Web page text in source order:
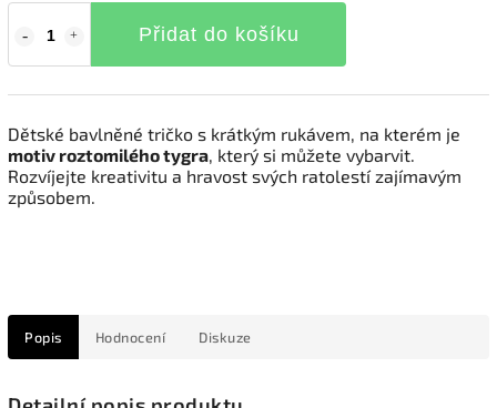
Přidat do košíku
Dětské bavlněné tričko s krátkým rukávem, na kterém je
motiv roztomilého tygra, který si můžete vybarvit.
Rozvíjejte kreativitu a hravost svých ratolestí zajímavým
způsobem.
Popis Hodnocení Diskuze